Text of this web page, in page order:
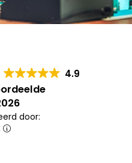
4.9
door: